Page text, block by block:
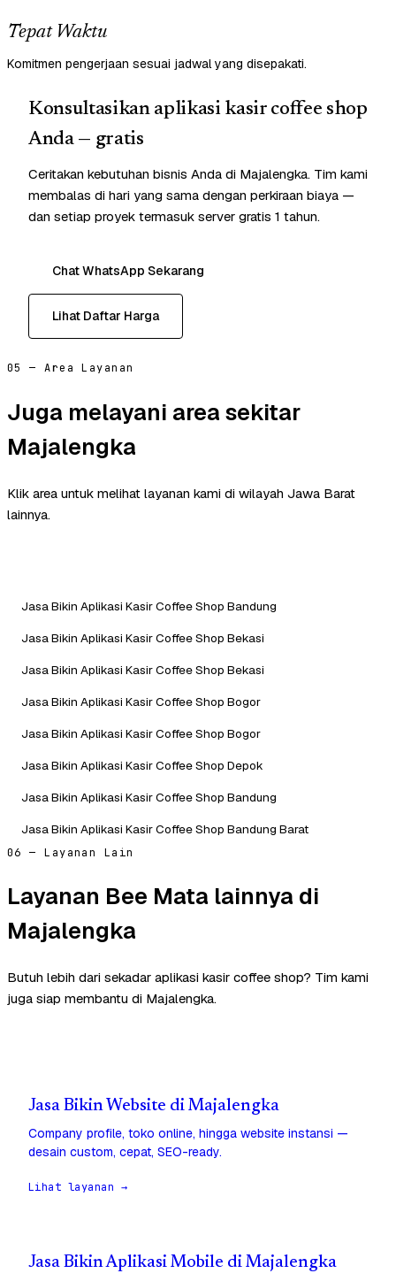
Tepat Waktu
Komitmen pengerjaan sesuai jadwal yang disepakati.
Konsultasikan aplikasi kasir coffee shop
Anda — gratis
Ceritakan kebutuhan bisnis Anda di Majalengka. Tim kami
membalas di hari yang sama dengan perkiraan biaya —
dan setiap proyek termasuk server gratis 1 tahun.
Chat WhatsApp Sekarang
Lihat Daftar Harga
05 — Area Layanan
Juga melayani area sekitar
Majalengka
Klik area untuk melihat layanan kami di wilayah Jawa Barat
lainnya.
Jasa Bikin Aplikasi Kasir Coffee Shop Bandung
Jasa Bikin Aplikasi Kasir Coffee Shop Bekasi
Jasa Bikin Aplikasi Kasir Coffee Shop Bekasi
Jasa Bikin Aplikasi Kasir Coffee Shop Bogor
Jasa Bikin Aplikasi Kasir Coffee Shop Bogor
Jasa Bikin Aplikasi Kasir Coffee Shop Depok
Jasa Bikin Aplikasi Kasir Coffee Shop Bandung
Jasa Bikin Aplikasi Kasir Coffee Shop Bandung Barat
06 — Layanan Lain
Layanan Bee Mata lainnya di
Majalengka
Butuh lebih dari sekadar aplikasi kasir coffee shop? Tim kami
juga siap membantu di Majalengka.
Jasa Bikin Website di Majalengka
Company profile, toko online, hingga website instansi —
desain custom, cepat, SEO-ready.
Lihat layanan →
Jasa Bikin Aplikasi Mobile di Majalengka